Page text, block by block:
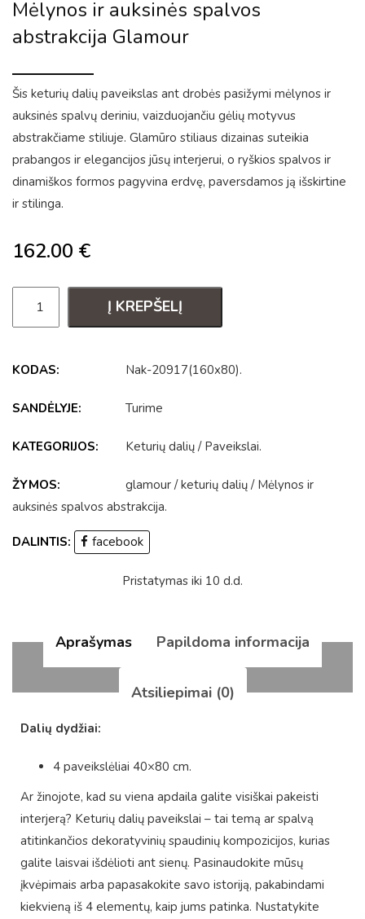
Mėlynos ir auksinės spalvos
abstrakcija Glamour
Šis keturių dalių paveikslas ant drobės pasižymi mėlynos ir
auksinės spalvų deriniu, vaizduojančiu gėlių motyvus
abstrakčiame stiliuje. Glamūro stiliaus dizainas suteikia
prabangos ir elegancijos jūsų interjerui, o ryškios spalvos ir
dinamiškos formos pagyvina erdvę, paversdamos ją išskirtine
ir stilinga.
162.00 €
Į KREPŠELĮ
KODAS: Nak-20917(160x80).
SANDĖLYJE: Turime
KATEGORIJOS: Keturių dalių / Paveikslai.
ŽYMOS: glamour /keturių dalių / Mėlynos ir
auksinės spalvos abstrakcija.
DALINTIS: facebook
Pristatymas iki 10 d.d.
Aprašymas Papildoma informacija
Atsiliepimai (0)
Dalių dydžiai:
4 paveikslėliai 40×80 cm.
Ar žinojote, kad su viena apdaila galite visiškai pakeisti
interjerą? Keturių dalių paveikslai – tai temą ar spalvą
atitinkančios dekoratyvinių spaudinių kompozicijos, kurias
galite laisvai išdėlioti ant sienų. Pasinaudokite mūsų
įkvėpimais arba papasakokite savo istoriją, pakabindami
kiekvieną iš 4 elementų, kaip jums patinka. Nustatykite